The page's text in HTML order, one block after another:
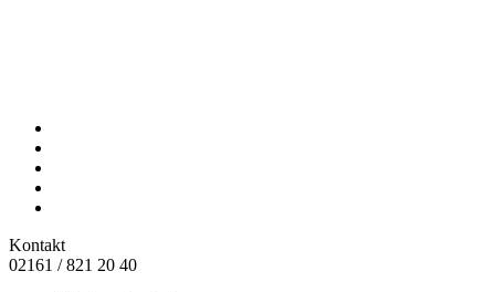
Kontakt
02161 / 821 20 40